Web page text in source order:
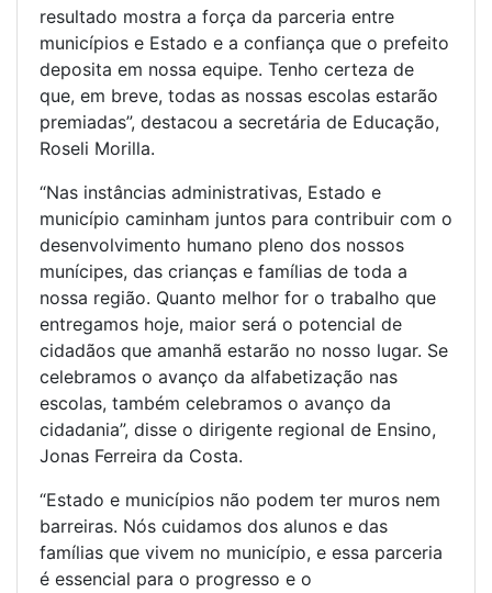
resultado mostra a força da parceria entre
municípios e Estado e a confiança que o prefeito
deposita em nossa equipe. Tenho certeza de
que, em breve, todas as nossas escolas estarão
premiadas”, destacou a secretária de Educação,
Roseli Morilla.
“Nas instâncias administrativas, Estado e
município caminham juntos para contribuir com o
desenvolvimento humano pleno dos nossos
munícipes, das crianças e famílias de toda a
nossa região. Quanto melhor for o trabalho que
entregamos hoje, maior será o potencial de
cidadãos que amanhã estarão no nosso lugar. Se
celebramos o avanço da alfabetização nas
escolas, também celebramos o avanço da
cidadania”, disse o dirigente regional de Ensino,
Jonas Ferreira da Costa.
“Estado e municípios não podem ter muros nem
barreiras. Nós cuidamos dos alunos e das
famílias que vivem no município, e essa parceria
é essencial para o progresso e o